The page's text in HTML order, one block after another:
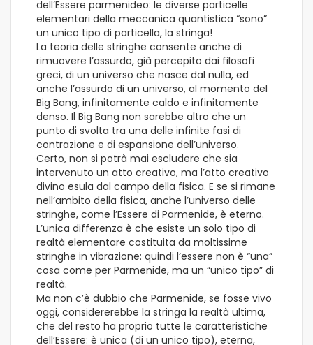
dell’Essere parmenideo: le diverse particelle
elementari della meccanica quantistica “sono”
un unico tipo di particella, la stringa!
La teoria delle stringhe consente anche di
rimuovere l’assurdo, già percepito dai filosofi
greci, di un universo che nasce dal nulla, ed
anche l’assurdo di un universo, al momento del
Big Bang, infinitamente caldo e infinitamente
denso. Il Big Bang non sarebbe altro che un
punto di svolta tra una delle infinite fasi di
contrazione e di espansione dell’universo.
Certo, non si potrà mai escludere che sia
intervenuto un atto creativo, ma l’atto creativo
divino esula dal campo della fisica. E se si rimane
nell’ambito della fisica, anche l’universo delle
stringhe, come l’Essere di Parmenide, è eterno.
L’unica differenza è che esiste un solo tipo di
realtà elementare costituita da moltissime
stringhe in vibrazione: quindi l’essere non è “una”
cosa come per Parmenide, ma un “unico tipo” di
realtà.
Ma non c’è dubbio che Parmenide, se fosse vivo
oggi, considererebbe la stringa la realtà ultima,
che del resto ha proprio tutte le caratteristiche
dell’Essere: è unica (di un unico tipo), eterna,